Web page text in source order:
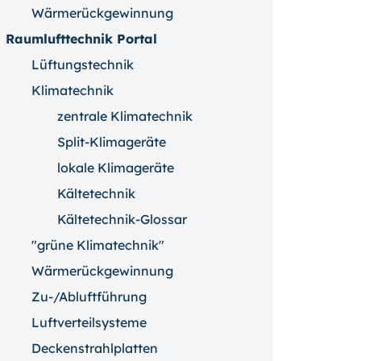
Wärmerückgewinnung
Raumlufttechnik Portal
Lüftungstechnik
Klimatechnik
zentrale Klimatechnik
Split-Klimageräte
lokale Klimageräte
Kältetechnik
Kältetechnik-Glossar
"grüne Klimatechnik"
Wärmerückgewinnung
Zu-/Abluftführung
Luftverteilsysteme
Deckenstrahlplatten